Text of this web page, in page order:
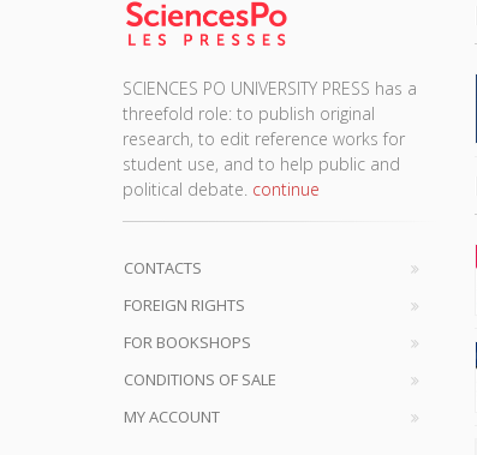
SCIENCES PO UNIVERSITY PRESS has a
threefold role: to publish original
research, to edit reference works for
student use, and to help public and
political debate. continue
CONTACTS
FOREIGN RIGHTS
FOR BOOKSHOPS
CONDITIONS OF SALE
MY ACCOUNT